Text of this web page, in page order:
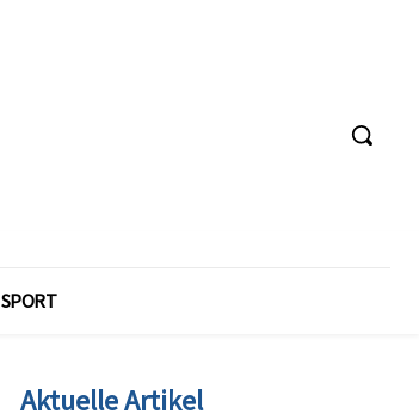
SPORT
Aktuelle Artikel